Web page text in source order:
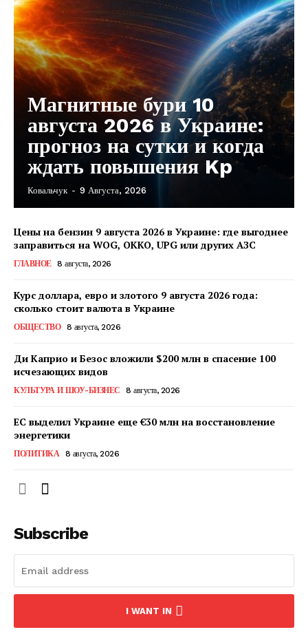
Магнитные бури 10
августа 2026 в Украине:
прогноз на сутки и когда
ждать повышения Kp
Ковальчук - 9 Августа, 2026
Цены на бензин 9 августа 2026 в Украине: где выгоднее
заправиться на WOG, OKKO, UPG или других АЗС
ГЛАВНОЕ 8 августа, 2026
Курс доллара, евро и злотого 9 августа 2026 года:
сколько стоит валюта в Украине
ОБЩЕСТВО 8 августа, 2026
Ди Каприо и Безос вложили $200 млн в спасение 100
исчезающих видов
КУЛЬТУРА И ШОУ-БИЗНЕС 8 августа, 2026
ЕС выделил Украине еще €30 млн на восстановление
энергетики
ПОЛИТИКА 8 августа, 2026
Subscribe
I WANT IN